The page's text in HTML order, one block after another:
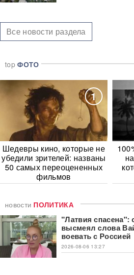
Все новости раздела
topФОТО
1
Шедевры кино, которые не
убедили зрителей: названы
50 самых переоцененных
фильмов
новости ПОЛИТИКА
"Латвия спасена":
высмеял слова
воевать с Россией
2026-08-06 13:27